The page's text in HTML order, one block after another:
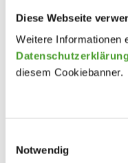
Diese Webseite
Weitere Informationen
diesem Cookiebanner.
Notwendig